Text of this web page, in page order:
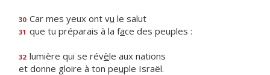
30 Car mes yeux ont vu le salut
31 que tu préparais à la face des peuples :
32 lumière qui se révèle aux nations
et donne gloire à ton peuple Israël.